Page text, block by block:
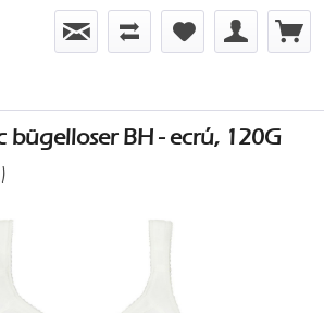
bügelloser BH - ecrú, 120G
)